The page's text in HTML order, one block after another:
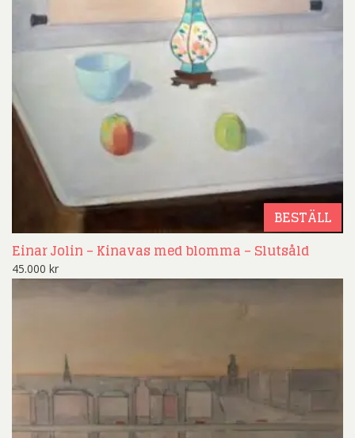
BESTÄLL
Einar Jolin – Kinavas med blomma – Slutsåld
45.000 kr